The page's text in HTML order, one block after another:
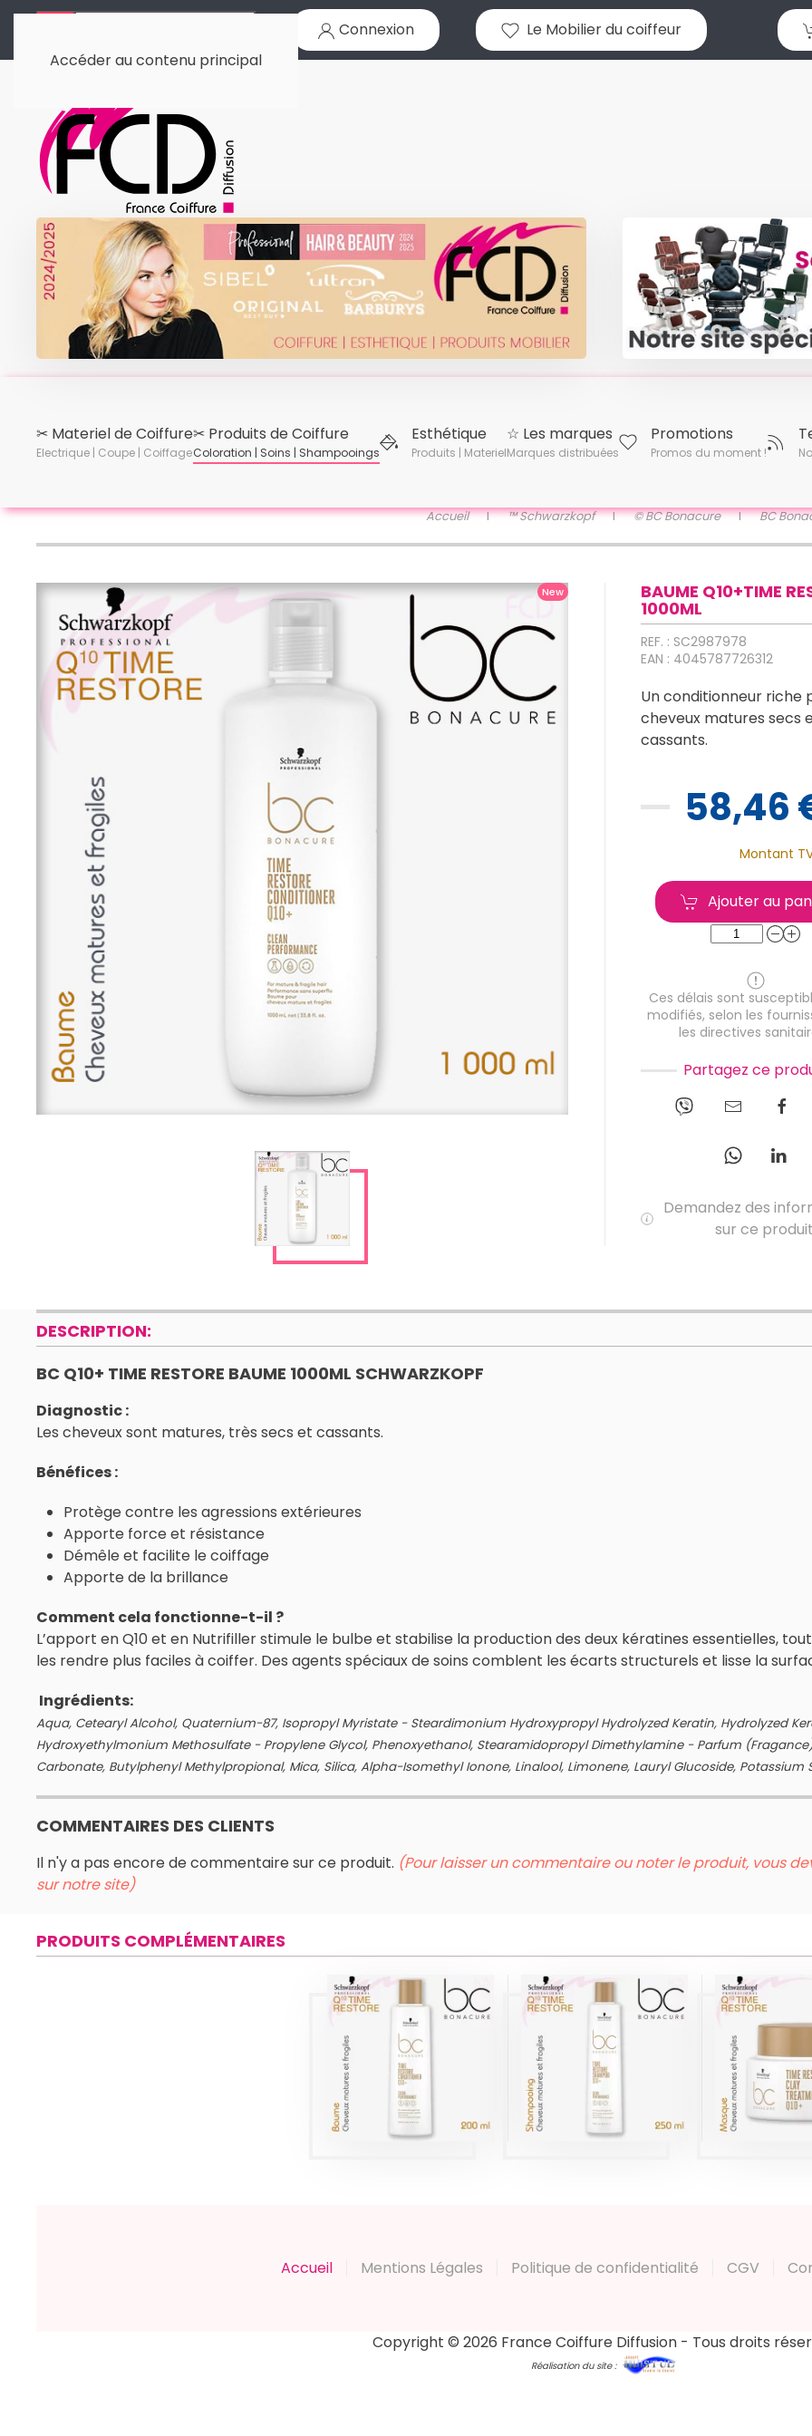
Accéder au contenu principal
Connexion Le Mobilier du coiffeur
✂︎ Materiel de Coiffure
Electrique | Coupe | Coiffage
✂︎ Produits de Coiffure
Coloration | Soins | Shampooings
Esthétique
Produits | Materiel
☆ Les marques
Marques distribuées
Promotions
Promos du moment !
Accueil ™ Schwarzkopf © BC Bonacure BC
New BAUME Q10+TIME
1000ML
REF. : SC2987978
EAN : 4045787726312
Un conditionneur riche
cheveux matures secs
cassants.
58,46
Montant
Ajouter au
Ces délais sont
modifiés, selon les
les directives
Partagez ce
Demandez des
sur ce
DESCRIPTION:
BC Q10+ TIME RESTORE BAUME 1000ML SCHWARZKOPF
Diagnostic :
Les cheveux sont matures, très secs et cassants.
Bénéfices :
Protège contre les agressions extérieures
Apporte force et résistance
Démêle et facilite le coiffage
Apporte de la brillance
Comment cela fonctionne-t-il ?
L’apport en Q10 et en Nutrifiller stimule le bulbe et stabilise la production des deux kératines essentielles,
les rendre plus faciles à coiffer. Des agents spéciaux de soins comblent les écarts structurels et lisse la
Ingrédients:
Aqua, Cetearyl Alcohol, Quaternium-87, Isopropyl Myristate - Steardimonium Hydroxypropyl Hydrolyzed Keratin, Hydrolyzed
Hydroxyethylmonium Methosulfate - Propylene Glycol, Phenoxyethanol, Stearamidopropyl Dimethylamine - Parfum
Carbonate, Butylphenyl Methylpropional, Mica, Silica, Alpha-Isomethyl Ionone, Linalool, Limonene, Lauryl Glucoside, Potassium
COMMENTAIRES DES CLIENTS
Il n'y a pas encore de commentaire sur ce produit. (Pour laisser un commentaire ou noter le produit, vous
sur notre site)
PRODUITS COMPLÉMENTAIRES
BAUME
Q10+TIME
RESTORE
200ML
Produits
SHAMPOOING
Q10+ TIME
RESTORE
250ML
Produits
Accueil Mentions Légales Politique de confidentialité CGV
Copyright © 2026 France Coiffure Diffusion - Tous droits
Réalisation du site :